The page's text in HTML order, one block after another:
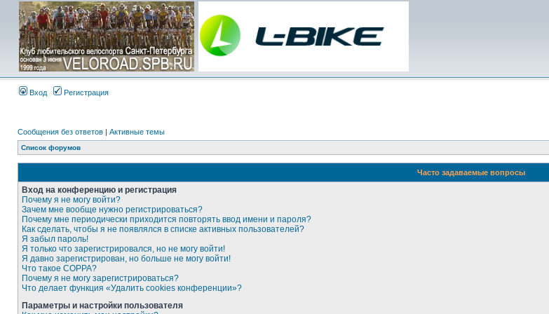
Вход Регистрация
Сообщения без ответов | Активные темы
Список форумов
Часто задаваемые вопросы
Вход на конференцию и регистрация
Почему я не могу войти?
Зачем мне вообще нужно регистрироваться?
Почему мне периодически приходится повторять ввод имени и пароля?
Как сделать, чтобы я не появлялся в списке активных пользователей?
Я забыл пароль!
Я только что зарегистрировался, но не могу войти!
Я давно зарегистрирован, но больше не могу войти!
Что такое COPPA?
Почему я не могу зарегистрироваться?
Что делает функция «Удалить cookies конференции»?
Параметры и настройки пользователя